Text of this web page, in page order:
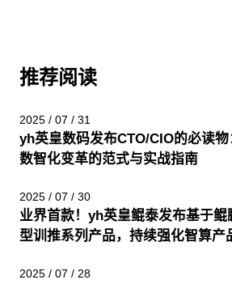
推荐阅读
2025 / 07 / 31
yh英皇数码发布CTO/CIO的必读
数智化变革的范式与实战指南
2025 / 07 / 30
业界首款！yh英皇鲲泰发布基于
型训推系列产品，持续强化智算产
2025 / 07 / 28